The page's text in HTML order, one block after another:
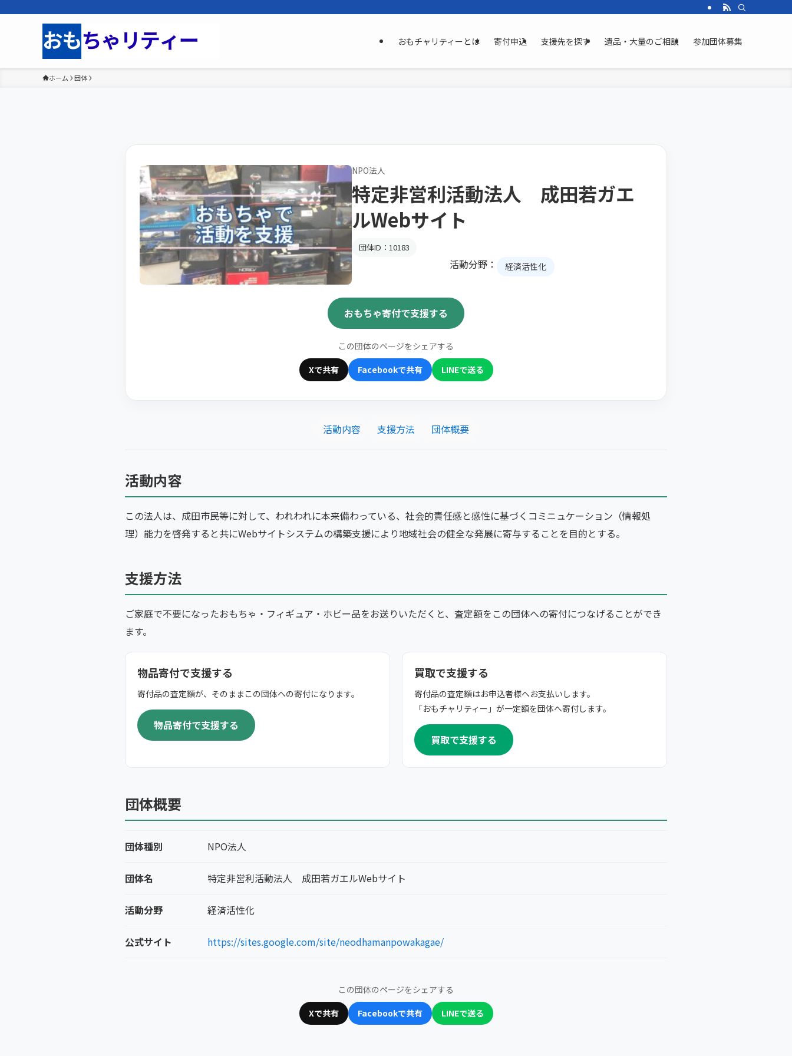
おもチャリティーとは 寄付申込 支援先を探す 遺品・大量のご相談 参加団体募集
ホーム 団体
NPO法人
特定非営利活動法人 成田若ガエ
ルWebサイト
団体ID：10183
活動分野： 経済活性化
おもちゃ寄付で支援する
この団体のページをシェアする
Xで共有
Facebookで共有 LINEで送る
活動内容 支援方法 団体概要
活動内容
この法人は、成田市民等に対して、われわれに本来備わっている、社会的責任感と感性に基づくコミニュケーション（情報処
理）能力を啓発すると共にWebサイトシステムの構築支援により地域社会の健全な発展に寄与することを目的とする。
支援方法
ご家庭で不要になったおもちゃ・フィギュア・ホビー品をお送りいただくと、査定額をこの団体への寄付につなげることができ
ます。
物品寄付で支援する
寄付品の査定額が、そのままこの団体への寄付になります。
物品寄付で支援する
買取で支援する
寄付品の査定額はお申込者様へお支払いします。
「おもチャリティー」が一定額を団体へ寄付します。
買取で支援する
団体概要
団体種別 NPO法人
団体名 特定非営利活動法人 成田若ガエルWebサイト
活動分野 経済活性化
公式サイト https://sites.google.com/site/neodhamanpowakagae/
この団体のページをシェアする
Xで共有
Facebookで共有 LINEで送る